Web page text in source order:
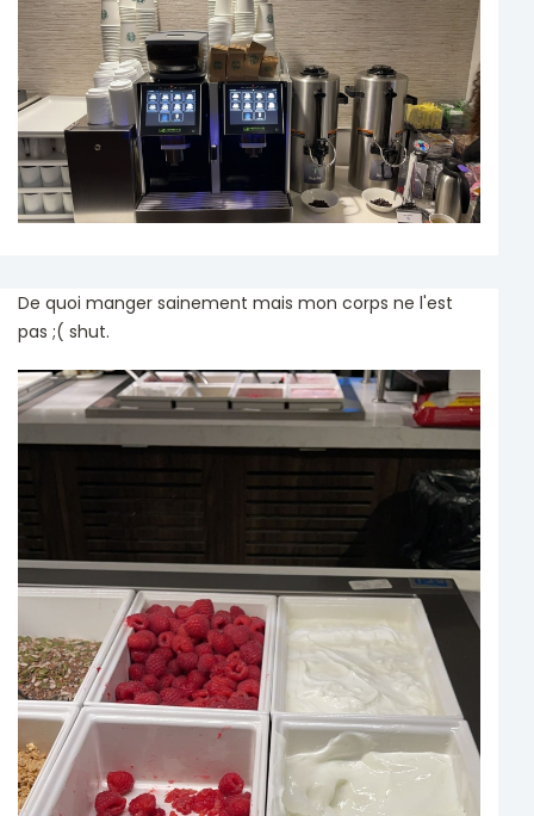
De quoi manger sainement mais mon corps ne l'est
pas ;( shut.